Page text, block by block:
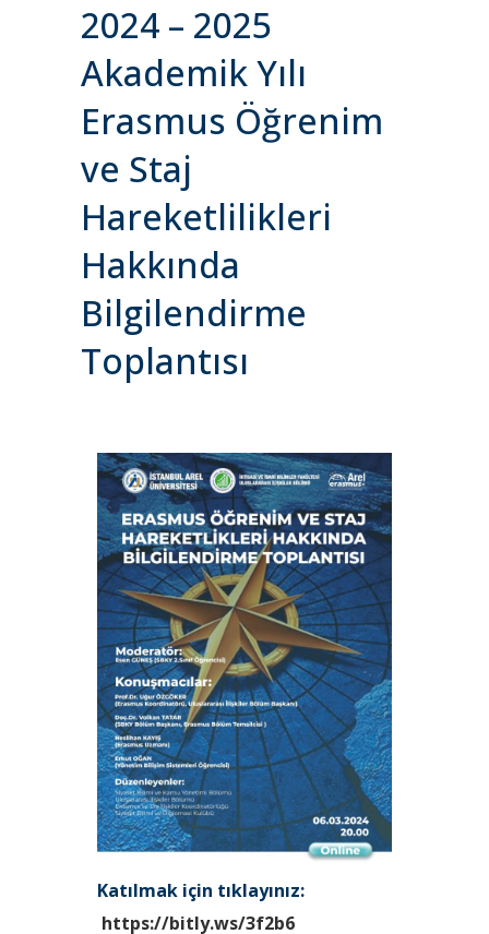
2024 – 2025
Akademik Yılı
Erasmus Öğrenim
ve Staj
Hareketlilikleri
Hakkında
Bilgilendirme
Toplantısı
Katılmak için tıklayınız:
https://bitly.ws/3f2b6